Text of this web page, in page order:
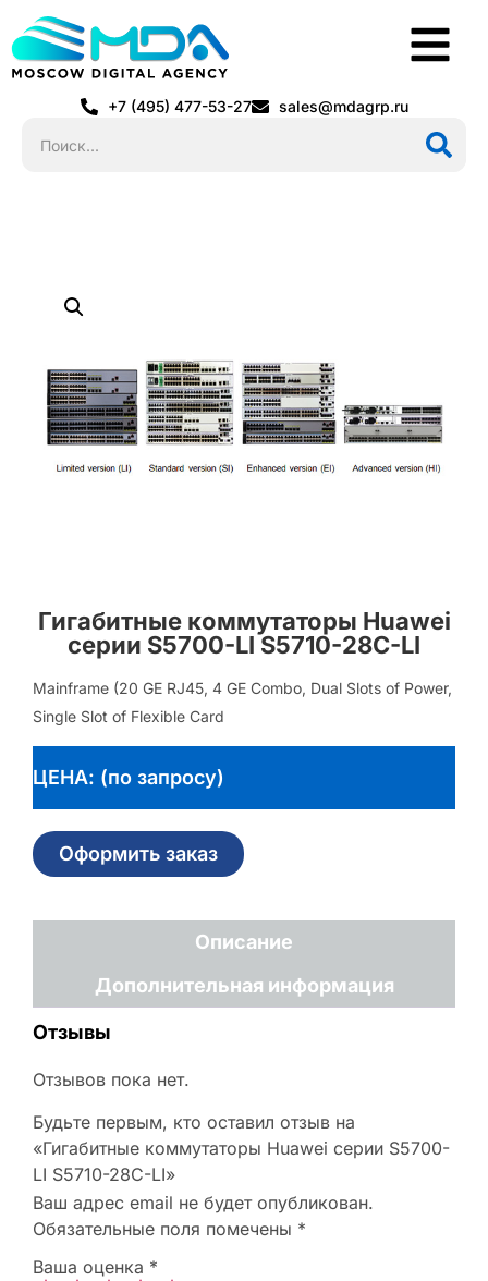
+7 (495) 477-53-27 sales@mdagrp.ru
Гигабитные коммутаторы Huawei
серии S5700-LI S5710-28C-LI
Mainframe (20 GE RJ45, 4 GE Combo, Dual Slots of Power,
Single Slot of Flexible Card
ЦЕНА: (по запросу)
Оформить заказ
Описание
Дополнительная информация
Отзывы
Отзывов пока нет.
Будьте первым, кто оставил отзыв на
«Гигабитные коммутаторы Huawei серии S5700-
LI S5710-28C-LI»
Ваш адрес email не будет опубликован.
Обязательные поля помечены *
Ваша оценка *